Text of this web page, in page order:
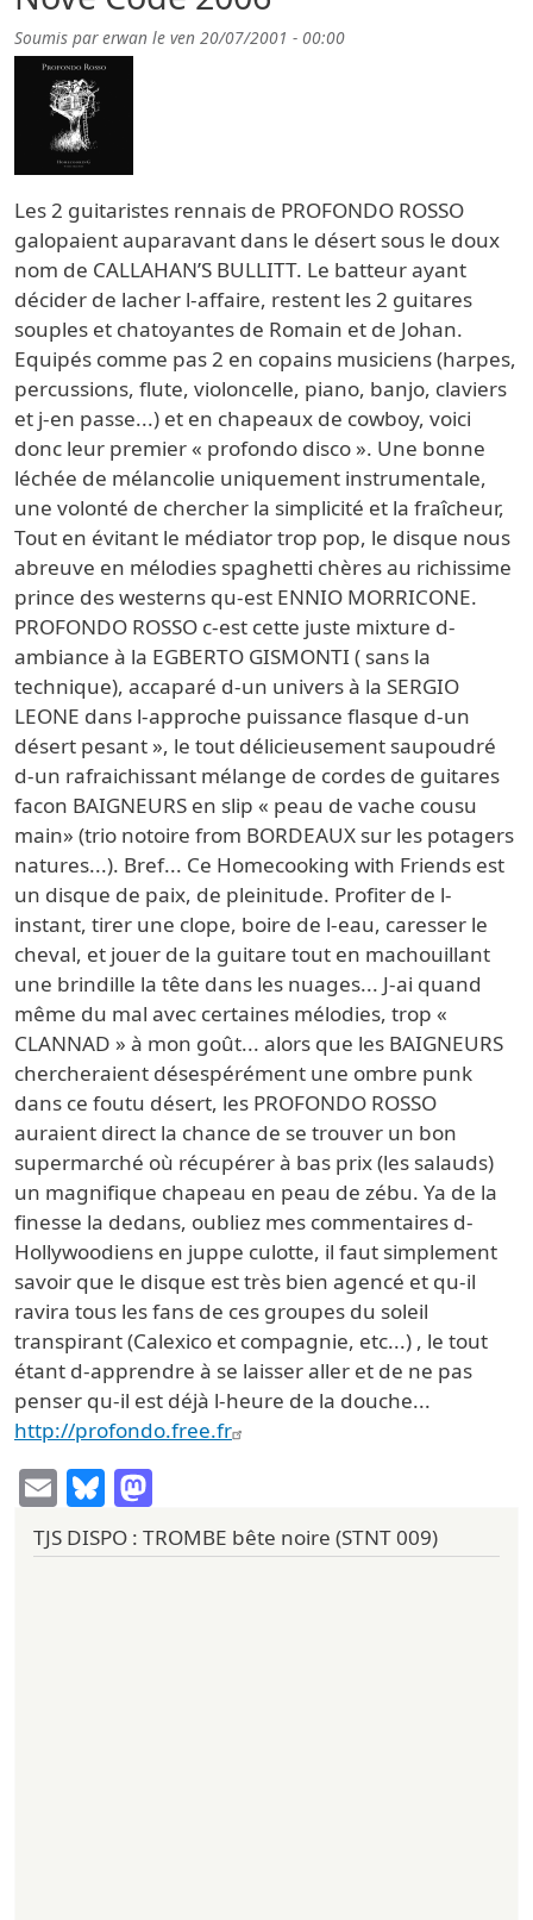
Soumis parerwan le ven 20/07/2001 - 00:00
Les 2 guitaristes rennais de PROFONDO ROSSO
galopaient auparavant dans le désert sous le doux
nom de CALLAHAN’S BULLITT. Le batteur ayant
décider de lacher l-affaire, restent les 2 guitares
souples et chatoyantes de Romain et de Johan.
Equipés comme pas 2 en copains musiciens (harpes,
percussions, flute, violoncelle, piano, banjo, claviers
et j-en passe...) et en chapeaux de cowboy, voici
donc leur premier « profondo disco ». Une bonne
léchée de mélancolie uniquement instrumentale,
une volonté de chercher la simplicité et la fraîcheur,
Tout en évitant le médiator trop pop, le disque nous
abreuve en mélodies spaghetti chères au richissime
prince des westerns qu-est ENNIO MORRICONE.
PROFONDO ROSSO c-est cette juste mixture d-
ambiance à la EGBERTO GISMONTI ( sans la
technique), accaparé d-un univers à la SERGIO
LEONE dans l-approche puissance flasque d-un
désert pesant », le tout délicieusement saupoudré
d-un rafraichissant mélange de cordes de guitares
facon BAIGNEURS en slip « peau de vache cousu
main» (trio notoire from BORDEAUX sur les potagers
natures...). Bref... Ce Homecooking with Friends est
un disque de paix, de pleinitude. Profiter de l-
instant, tirer une clope, boire de l-eau, caresser le
cheval, et jouer de la guitare tout en machouillant
une brindille la tête dans les nuages... J-ai quand
même du mal avec certaines mélodies, trop «
CLANNAD » à mon goût... alors que les BAIGNEURS
chercheraient désespérément une ombre punk
dans ce foutu désert, les PROFONDO ROSSO
auraient direct la chance de se trouver un bon
supermarché où récupérer à bas prix (les salauds)
un magnifique chapeau en peau de zébu. Ya de la
finesse la dedans, oubliez mes commentaires d-
Hollywoodiens en juppe culotte, il faut simplement
savoir que le disque est très bien agencé et qu-il
ravira tous les fans de ces groupes du soleil
transpirant (Calexico et compagnie, etc...) , le tout
étant d-apprendre à se laisser aller et de ne pas
penser qu-il est déjà l-heure de la douche...
http://profondo.free.fr
EmailBluesky
TJS DISPO : TROMBE bête noire (STNT 009)